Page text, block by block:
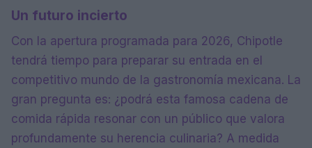
Un futuro incierto
Con la apertura programada para 2026, Chipotle
tendrá tiempo para preparar su entrada en el
competitivo mundo de la gastronomía mexicana. La
gran pregunta es: ¿podrá esta famosa cadena de
comida rápida resonar con un público que valora
profundamente su herencia culinaria? A medida